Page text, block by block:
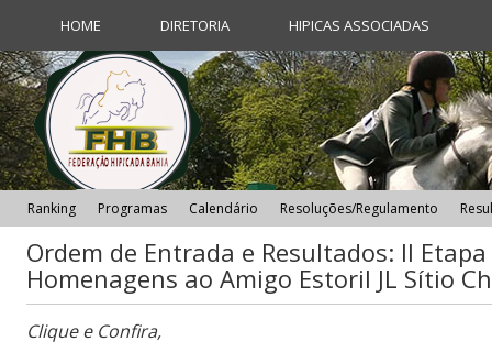
HOME DIRETORIA HIPICAS ASSOCIADAS
Ranking Programas Calendário Resoluções/Regulamento
Ordem de Entrada e Resultados: II
Homenagens ao Amigo Estoril JL Sítio
Clique e Confira,